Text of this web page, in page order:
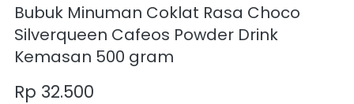
Bubuk Minuman Coklat Rasa Choco
Silverqueen Cafeos Powder Drink
Kemasan 500 gram
Rp 32.500